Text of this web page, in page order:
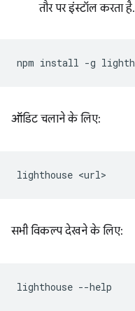
तौर पर इंस्टॉल करता है.
npm install -g
ऑडिट चलाने के लिए:
lighthouse
सभी विकल्प देखने के लिए:
lighthouse